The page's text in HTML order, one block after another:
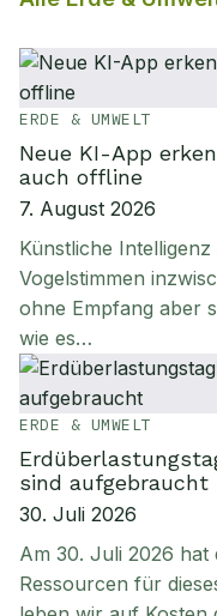
ERDE & UMWELT
Neue KI-App
auch offline
7. August 2026
Künstliche
Vogelstimmen
ohne Empfang aber
wie es…
ERDE & UMWELT
sind aufgebraucht
30. Juli 2026
Am 30. Juli 2026 hat
Ressourcen für